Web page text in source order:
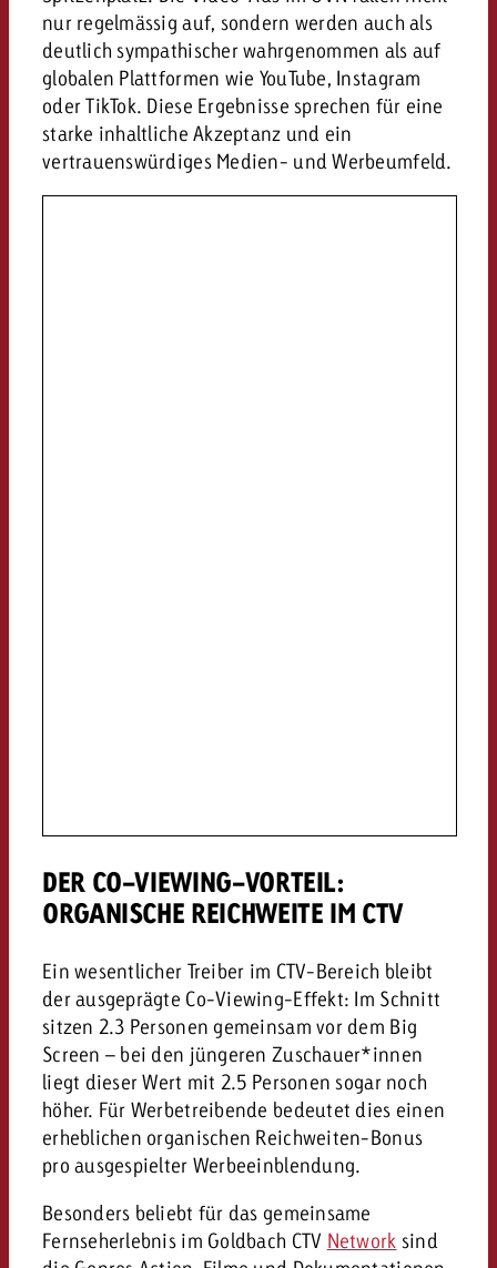
nur regelmässig auf, sondern werden auch als
deutlich sympathischer wahrgenommen als auf
globalen Plattformen wie YouTube, Instagram
oder TikTok. Diese Ergebnisse sprechen für eine
starke inhaltliche Akzeptanz und ein
vertrauenswürdiges Medien- und Werbeumfeld.
DER CO-VIEWING-VORTEIL:
ORGANISCHE REICHWEITE IM CTV
Ein wesentlicher Treiber im CTV-Bereich bleibt
der ausgeprägte Co-Viewing-Effekt: Im Schnitt
sitzen 2.3 Personen gemeinsam vor dem Big
Screen – bei den jüngeren Zuschauer*innen
liegt dieser Wert mit 2.5 Personen sogar noch
höher. Für Werbetreibende bedeutet dies einen
erheblichen organischen Reichweiten-Bonus
pro ausgespielter Werbeeinblendung.
Besonders beliebt für das gemeinsame
Fernseherlebnis im Goldbach CTV Network sind